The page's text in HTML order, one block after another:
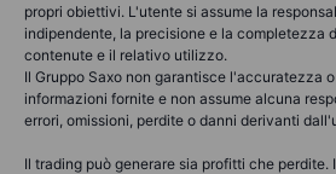
propri obiettivi. L'utente si assume la
indipendente, la precisione e la completezza
contenute e il relativo utilizzo.
Il Gruppo Saxo non garantisce l'accuratezza
informazioni fornite e non assume alcuna
errori, omissioni, perdite o danni derivanti
Il trading può generare sia profitti che perdite.